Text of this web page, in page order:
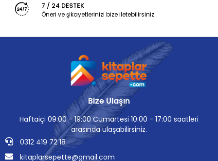
7 / 24 DESTEK
Öneri ve şikayetlerinizi bize iletebilirsiniz.
Bize Ulaşın
Haftaiçi 09:00 - 19:00 Cumartesi 10:00 - 17:00 saatleri
arasında ulaşabilirsiniz.
0312 419 72 18
kitaplarsepette@gmail.com